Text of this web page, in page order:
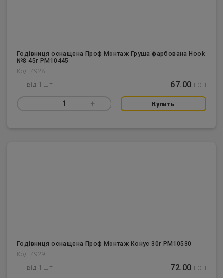
Годівниця оснащена Проф Монтаж Груша фарбована Hook
№8 45г PM10445
Код: 4928
від 1 шт 67.00 грн
– 1 + Купить
Годівниця оснащена Проф Монтаж Конус 30г PM10530
Код: 4929
від 1 шт 72.00 грн